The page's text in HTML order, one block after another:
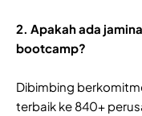
2. Apakah ada
bootcamp?
Dibimbing
terbaik ke 840+